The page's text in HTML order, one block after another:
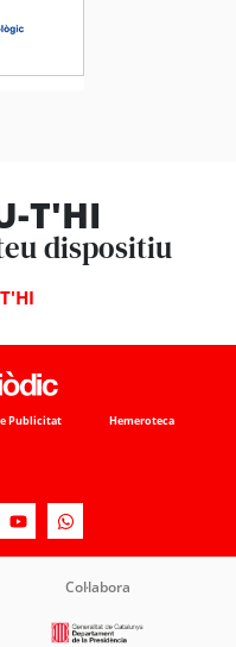
T'HI
dispositiu
Publicitat Hemeroteca
Col·labora